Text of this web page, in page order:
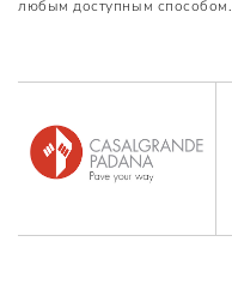
любым доступным способом.